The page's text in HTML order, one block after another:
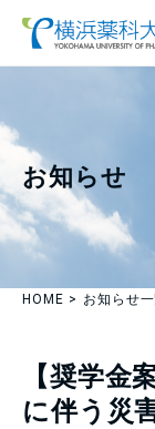
お知らせ
HOME お知らせ
【奨学金
に伴う災